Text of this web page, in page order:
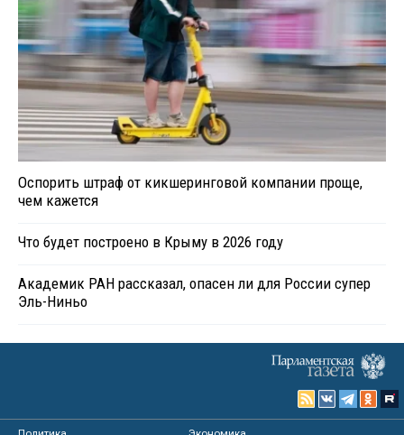
Оспорить штраф от кикшеринговой компании проще,
чем кажется
Что будет построено в Крыму в 2026 году
Академик РАН рассказал, опасен ли для России супер
Эль-Ниньо